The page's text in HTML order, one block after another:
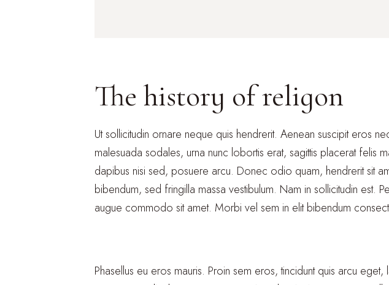
The history of religon
Ut sollicitudin ornare neque quis hendrerit. Aenean suscipit eros
malesuada sodales, urna nunc lobortis erat, sagittis placerat felis
dapibus nisi sed, posuere arcu. Donec odio quam, hendrerit sit
bibendum, sed fringilla massa vestibulum. Nam in sollicitudin
augue commodo sit amet. Morbi vel sem in elit bibendum
Phasellus eu eros mauris. Proin sem eros, tincidunt quis arcu